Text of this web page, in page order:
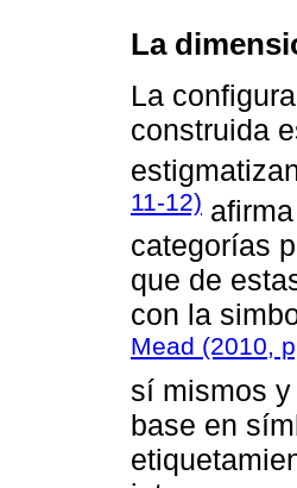
La
La
construida
11-12)
categorías
que de
con la
Mead (2010,
sí mismos
base en